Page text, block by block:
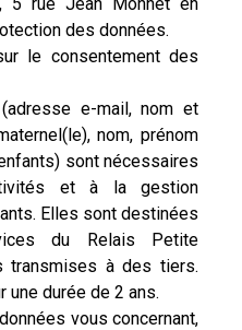
des données.
le consentement des
e-mail, nom et
nom, prénom
sont nécessaires
et à la gestion
Elles sont destinées
du Relais Petite
transmises à des tiers.
une durée de 2 ans.
vous concernant,